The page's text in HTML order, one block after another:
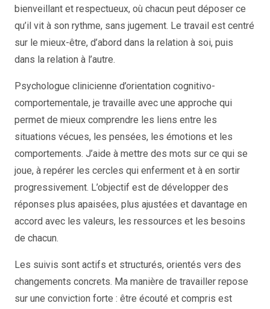
bienveillant et respectueux, où chacun peut déposer ce
qu’il vit à son rythme, sans jugement. Le travail est centré
sur le mieux-être, d’abord dans la relation à soi, puis
dans la relation à l’autre.
Psychologue clinicienne d’orientation cognitivo-
comportementale, je travaille avec une approche qui
permet de mieux comprendre les liens entre les
situations vécues, les pensées, les émotions et les
comportements. J’aide à mettre des mots sur ce qui se
joue, à repérer les cercles qui enferment et à en sortir
progressivement. L’objectif est de développer des
réponses plus apaisées, plus ajustées et davantage en
accord avec les valeurs, les ressources et les besoins
de chacun.
Les suivis sont actifs et structurés, orientés vers des
changements concrets. Ma manière de travailler repose
sur une conviction forte : être écouté et compris est